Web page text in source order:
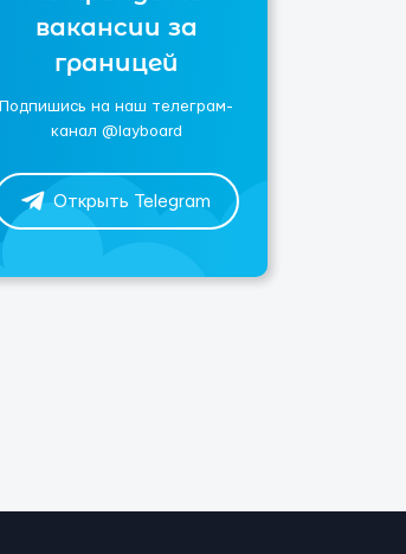
вакансии за
границей
Подпишись на наш телеграм-
канал @layboard
Открыть Telegram